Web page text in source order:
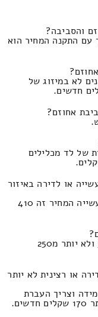
והסביבה?
עם התקנה המחיר הוא
לא במיזוג של
אחוזם?
של לד מכלילים
או לדירה באיזור
תוכלו להעביר מכשירים של חיט עבור התעשייה המחיר זה 410
שינוע של מיכל נוי לדגים התעריף זה 540 ולא יותר מ250
או רצינית לא יותר
וצריך העברת